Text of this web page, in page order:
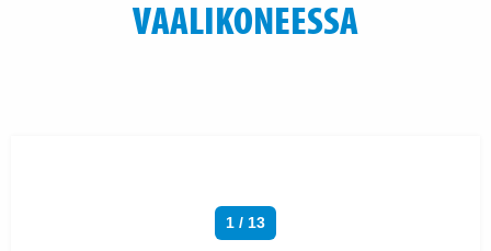
VAALIKONEESSA
1 / 13